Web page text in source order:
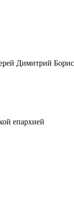
Димитрий
епархией